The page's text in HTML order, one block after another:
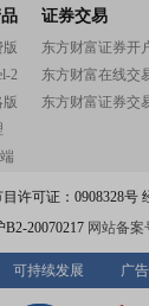
版
2
版
证券交易
东方财富证券开
东方财富在线交
东方财富证券交
许可证：0908328号
20070217 网站备案
可持续发展 广